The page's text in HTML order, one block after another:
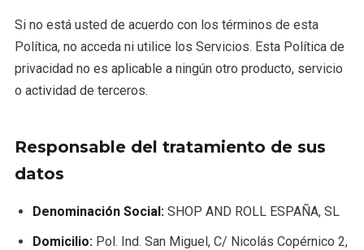
Si no está usted de acuerdo con los términos de esta
Política, no acceda ni utilice los Servicios. Esta Política de
privacidad no es aplicable a ningún otro producto, servicio
o actividad de terceros.
Responsable del tratamiento de sus
datos
Denominación Social: SHOP AND ROLL ESPAÑA, SL
Domicilio: Pol. Ind. San Miguel, C/ Nicolás Copérnico 2,